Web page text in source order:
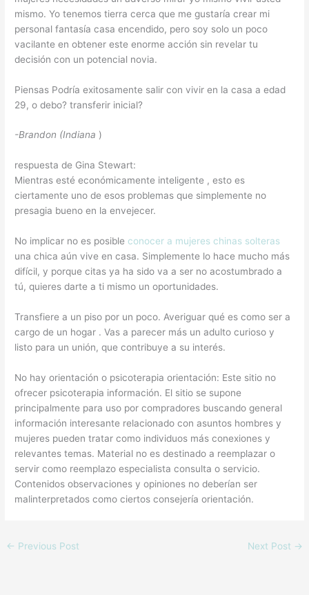
mismo. Yo tenemos tierra cerca que me gustaría crear mi
personal fantasía casa encendido, pero soy solo un poco
vacilante en obtener este enorme acción sin revelar tu
decisión con un potencial novia.
Piensas Podría exitosamente salir con vivir en la casa a edad
29, o debo? transferir inicial?
-Brandon (Indiana )
respuesta de Gina Stewart:
Mientras esté económicamente inteligente , esto es
ciertamente uno de esos problemas que simplemente no
presagia bueno en la envejecer.
No implicar no es posible conocer a mujeres chinas solteras
una chica aún vive en casa. Simplemente lo hace mucho más
difícil, y porque citas ya ha sido va a ser no acostumbrado a
tú, quieres darte a ti mismo un oportunidades.
Transfiere a un piso por un poco. Averiguar qué es como ser a
cargo de un hogar . Vas a parecer más un adulto curioso y
listo para un unión, que contribuye a su interés.
No hay orientación o psicoterapia orientación: Este sitio no
ofrecer psicoterapia información. El sitio se supone
principalmente para uso por compradores buscando general
información interesante relacionado con asuntos hombres y
mujeres pueden tratar como individuos más conexiones y
relevantes temas. Material no es destinado a reemplazar o
servir como reemplazo especialista consulta o servicio.
Contenidos observaciones y opiniones no deberían ser
malinterpretados como ciertos consejería orientación.
← Previous Post Next Post →